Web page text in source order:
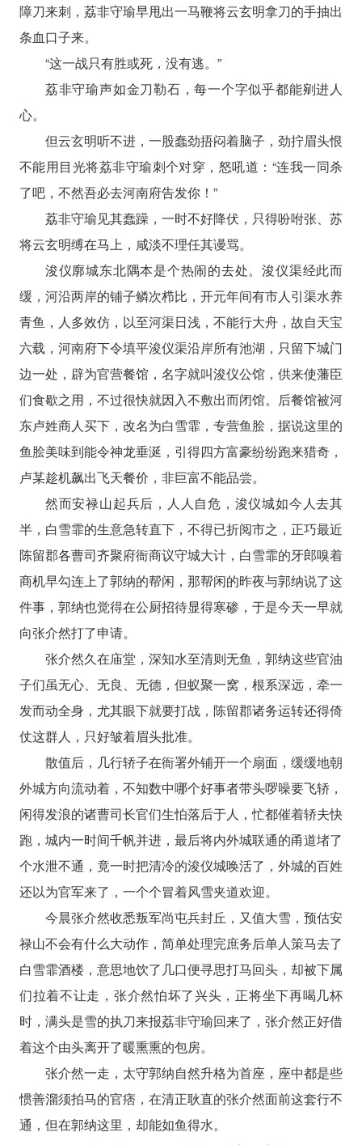
障刀来刺，荔非守瑜早甩出一马鞭将云玄明拿刀的手抽出
条血口子来。
“这一战只有胜或死，没有逃。”
荔非守瑜声如金刀勒石，每一个字似乎都能剜进人
心。
但云玄明听不进，一股蠢劲捂闷着脑子，劲拧眉头恨
不能用目光将荔非守瑜刺个对穿，怒吼道：“连我一同杀
了吧，不然吾必去河南府告发你！”
荔非守瑜见其蠢躁，一时不好降伏，只得吩咐张、苏
将云玄明缚在马上，咸淡不理任其谩骂。
浚仪廓城东北隅本是个热闹的去处。浚仪渠经此而
缓，河沿两岸的铺子鳞次栉比，开元年间有市人引渠水养
青鱼，人多效仿，以至河渠日浅，不能行大舟，故自天宝
六载，河南府下令填平浚仪渠沿岸所有池湖，只留下城门
边一处，辟为官营餐馆，名字就叫浚仪公馆，供来使藩臣
们食歇之用，不过很快就因入不敷出而闭馆。后餐馆被河
东卢姓商人买下，改名为白雪霏，专营鱼脍，据说这里的
鱼脍美味到能令神龙垂涎，引得四方富豪纷纷跑来猎奇，
卢某趁机飙出飞天餐价，非巨富不能品尝。
然而安禄山起兵后，人人自危，浚仪城如今人去其
半，白雪霏的生意急转直下，不得已折阅市之，正巧最近
陈留郡各曹司齐聚府衙商议守城大计，白雪霏的牙郎嗅着
商机早勾连上了郭纳的帮闲，那帮闲的昨夜与郭纳说了这
件事，郭纳也觉得在公厨招待显得寒碜，于是今天一早就
向张介然打了申请。
张介然久在庙堂，深知水至清则无鱼，郭纳这些官油
子们虽无心、无良、无德，但蚁聚一窝，根系深远，牵一
发而动全身，尤其眼下就要打战，陈留郡诸务运转还得倚
仗这群人，只好皱着眉头批准。
散值后，几行轿子在衙署外铺开一个扇面，缓缓地朝
外城方向流动着，不知数中哪个好事者带头啰噪要飞轿，
闲得发浪的诸曹司长官们生怕落后于人，忙都催着轿夫快
跑，城内一时间千帆并进，最后将内外城联通的甬道堵了
个水泄不通，竟一时把清冷的浚仪城唤活了，外城的百姓
还以为官军来了，一个个冒着风雪夹道欢迎。
今晨张介然收悉叛军尚屯兵封丘，又值大雪，预估安
禄山不会有什么大动作，简单处理完庶务后单人策马去了
白雪霏酒楼，意思地饮了几口便寻思打马回头，却被下属
们拉着不让走，张介然怕坏了兴头，正将坐下再喝几杯
时，满头是雪的执刀来报荔非守瑜回来了，张介然正好借
着这个由头离开了暖熏熏的包房。
张介然一走，太守郭纳自然升格为首座，座中都是些
惯善溜须拍马的官痞，在清正耿直的张介然面前这套行不
通，但在郭纳这里，却能如鱼得水。